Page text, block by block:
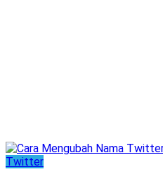
Twitter